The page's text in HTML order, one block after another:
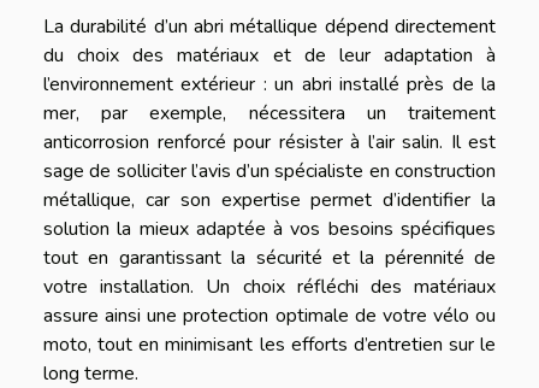
La durabilité d’un abri métallique dépend directement
du choix des matériaux et de leur adaptation à
l’environnement extérieur : un abri installé près de la
mer, par exemple, nécessitera un traitement
anticorrosion renforcé pour résister à l’air salin. Il est
sage de solliciter l’avis d’un spécialiste en construction
métallique, car son expertise permet d’identifier la
solution la mieux adaptée à vos besoins spécifiques
tout en garantissant la sécurité et la pérennité de
votre installation. Un choix réfléchi des matériaux
assure ainsi une protection optimale de votre vélo ou
moto, tout en minimisant les efforts d’entretien sur le
long terme.